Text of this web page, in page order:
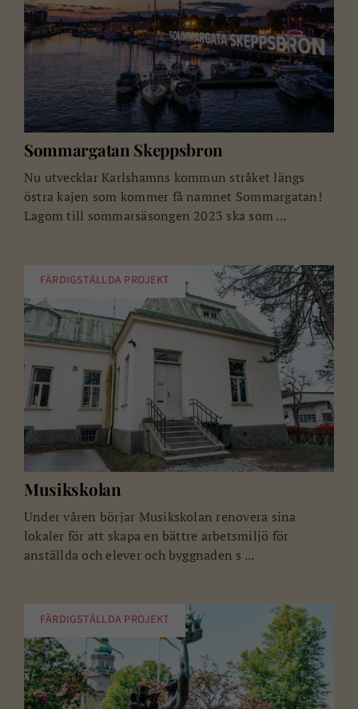
Sommargatan Skeppsbron
Nu utvecklar Karlshamns kommun stråket längs
östra kajen som kommer få namnet Sommargatan!
Lagom till sommarsäsongen 2023 ska som ...
FÄRDIGSTÄLLDA PROJEKT
Musikskolan
Under våren börjar Musikskolan renovera sina
lokaler för att skapa en bättre arbetsmiljö för
anställda och elever och byggnaden s ...
FÄRDIGSTÄLLDA PROJEKT